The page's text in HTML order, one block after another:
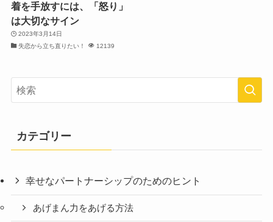
着を手放すには、「怒り」
は大切なサイン
2023年3月14日
失恋から立ち直りたい！
12139
カテゴリー
幸せなパートナーシップのためのヒント
あげまん力をあげる方法